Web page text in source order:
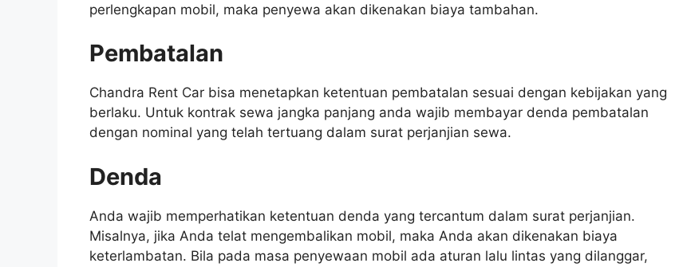
perlengkapan mobil, maka penyewa akan dikenakan biaya tambahan.
Pembatalan
Chandra Rent Car bisa menetapkan ketentuan pembatalan sesuai dengan kebijakan yang
berlaku. Untuk kontrak sewa jangka panjang anda wajib membayar denda pembatalan
dengan nominal yang telah tertuang dalam surat perjanjian sewa.
Denda
Anda wajib memperhatikan ketentuan denda yang tercantum dalam surat perjanjian.
Misalnya, jika Anda telat mengembalikan mobil, maka Anda akan dikenakan biaya
keterlambatan. Bila pada masa penyewaan mobil ada aturan lalu lintas yang dilanggar,